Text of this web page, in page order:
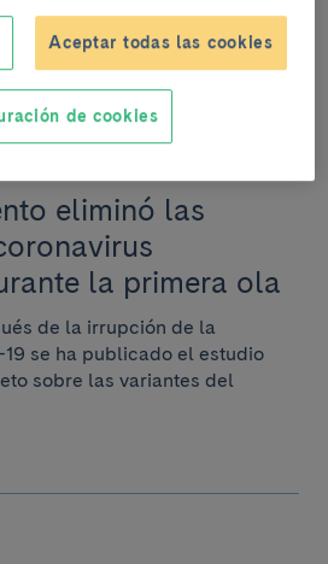
eliminó las
la primera ola
de la irrupción de la
se ha publicado el estudio
sobre las variantes del
Aceptar todas las cookies
de cookies